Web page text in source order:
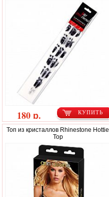
КУПИТЬ
180 р.
Топ из кристаллов Rhinestone Hottie
Top